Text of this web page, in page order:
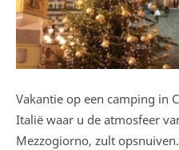
Vakantie op een camping in
Italië waar u de atmosfeer
Mezzogiorno, zult